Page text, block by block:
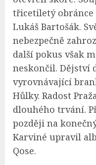
třicetiletý obránce
Lukáš Bartošák.
nebezpečně
další pokus však
neskončil. Dějství
vyrovnávající
Hůlky. Radost
dlouhého trvání.
později na
Karviné upravil
Qose.